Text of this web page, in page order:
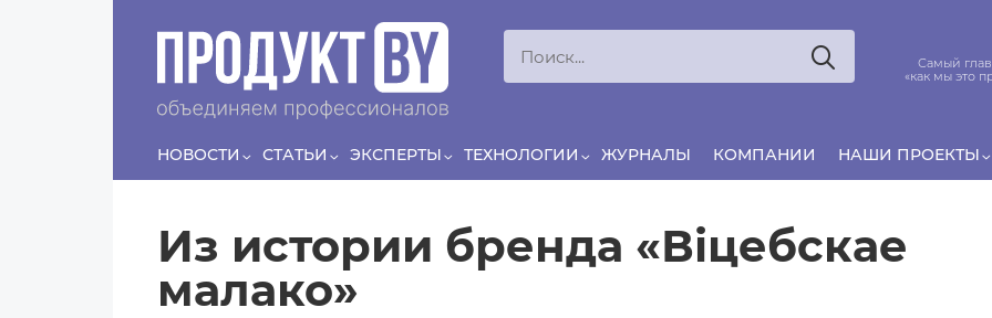
СергейЛЯШКО
Если у нас есть беспривязь, все животные
чипированы и есть программа-планировщик, на
проведение…
Принято считать, что еда — источник удовольствия,
вокруг…
Самый
«как мы это
НОВОСТИ СТАТЬИ ЭКСПЕРТЫ ТЕХНОЛОГИИ ЖУРНАЛЫ КОМПАНИИ НАШИ ПРОЕКТЫ
Из истории бренда «Віцебскае
малако»